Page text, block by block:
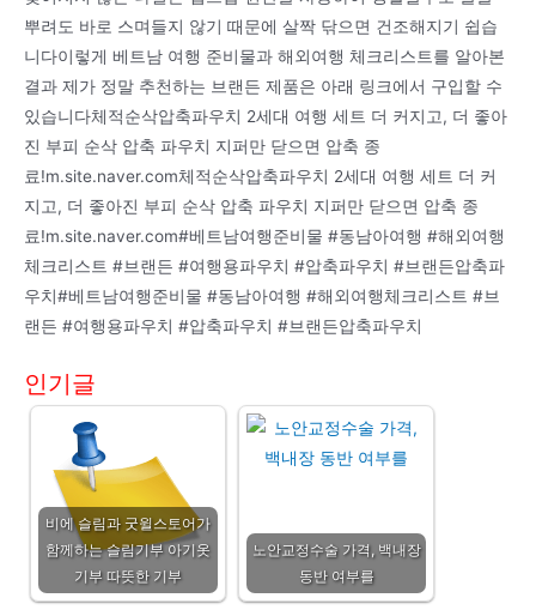
뿌려도 바로 스며들지 않기 때문에 살짝 닦으면 건조해지기 쉽습
니다이렇게 베트남 여행 준비물과 해외여행 체크리스트를 알아본
결과 제가 정말 추천하는 브랜든 제품은 아래 링크에서 구입할 수
있습니다체적순삭압축파우치 2세대 여행 세트 더 커지고, 더 좋아
진 부피 순삭 압축 파우치 지퍼만 닫으면 압축 종
료!m.site.naver.com체적순삭압축파우치 2세대 여행 세트 더 커
지고, 더 좋아진 부피 순삭 압축 파우치 지퍼만 닫으면 압축 종
료!m.site.naver.com#베트남여행준비물 #동남아여행 #해외여행
체크리스트 #브랜든 #여행용파우치 #압축파우치 #브랜든압축파
우치#베트남여행준비물 #동남아여행 #해외여행체크리스트 #브
랜든 #여행용파우치 #압축파우치 #브랜든압축파우치
인기글
비에 슬림과 굿윌스토어가
함께하는 슬림기부 아기옷
기부 따뜻한 기부
노안교정수술 가격, 백내장
동반 여부를